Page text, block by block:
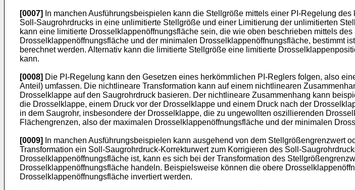
[0007]
In manchen Ausführungsbeispielen kann die Stellgröße mittels einer PI-Regelung
Soll-Saugrohrdrucks in eine unlimitierte Stellgröße und einer Limitierung der unlimitierten
kann eine limitierte Drosselklappenöffnungsfläche sein, die wie oben beschrieben mittels
Drosselklappenöffnungsfläche und der minimalen Drosselklappenöffnungsfläche, bestimmt
berechnet werden. Alternativ kann die limitierte Stellgröße eine limitierte
kann.
[0008] Die PI-Regelung kann den Gesetzen eines herkömmlichen PI-Reglers folgen, also
Anteil) umfassen. Die nichtlineare Transformation kann auf einem nichtlinearen
Drosselklappe auf den Saugrohrdruck basieren. Der nichtlineare Zusammenhang kann
die Drosselklappe, einem Druck vor der Drosselklappe und einem Druck nach der
in dem Saugrohr, insbesondere der Drosselklappe, die zu ungewollten oszillierenden
Flächengrenzen, also der maximalen Drosselklappenöffnungsfläche und der minimalen
[0009]
In manchen Ausführungsbeispielen kann ausgehend von dem Stellgrößengrenzwert
Transformation ein Soll-Saugrohrdruck-Korrekturwert zum Korrigieren des Soll-
Drosselklappenöffnungsfläche ist, kann es sich bei der Transformation des
Drosselklappenöffnungsfläche handeln. Beispielsweise können die obere
Drosselklappenöffnungsfläche invertiert werden.